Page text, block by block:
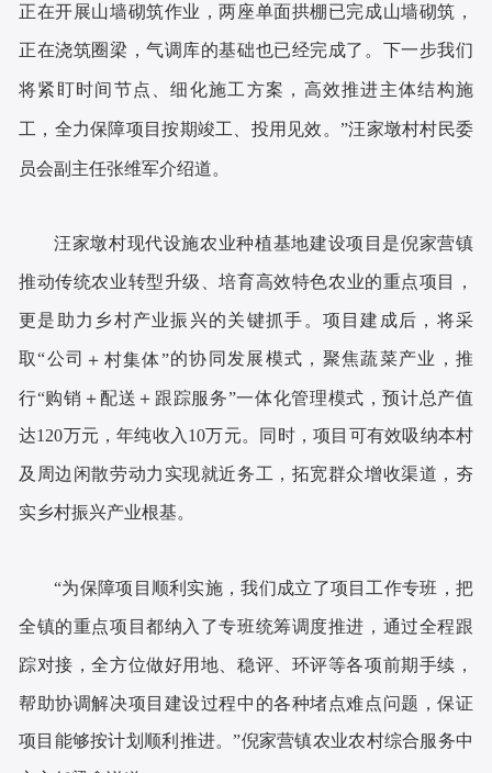
正在开展山墙砌筑作业，两座单面拱棚已完成山墙砌筑，
正在浇筑圈梁，气调库的基础也已经完成了。下一步我们
将紧盯时间节点、细化施工方案，高效推进主体结构施
工，全力保障项目按期竣工、投用见效。”汪家墩村村民委
员会副主任张维军介绍道。
汪家墩村现代设施农业种植基地建设项目是倪家营镇
推动传统农业转型升级、培育高效特色农业的重点项目 ，
更是助力乡村产业振兴的关键抓手。 项目建成后， 将采
取“公司 ＋村集体”的协同 发展模式， 聚焦蔬菜产业，推
行“购销＋配送＋跟踪服务”一体化管理模式 ，预计总产值
达120万元，年纯收入 10万元‌。 同时，项目可有效吸纳本村
及周边闲散劳动力实现就近务工，拓宽群众增收渠道，夯
实乡村振兴产业根基。
“为保障项目顺利实施，我们成立了项目工作专班，把
全镇的重点项目都纳入了专班统筹调度推进，通过全程跟
踪对接，全方位做好用地、稳评、环评等各项前期手续，
帮助协调解决项目建设过程中的各种堵点难点问题，保证
项目能够按计划顺利推进。”倪家营镇农业农村综合服务中